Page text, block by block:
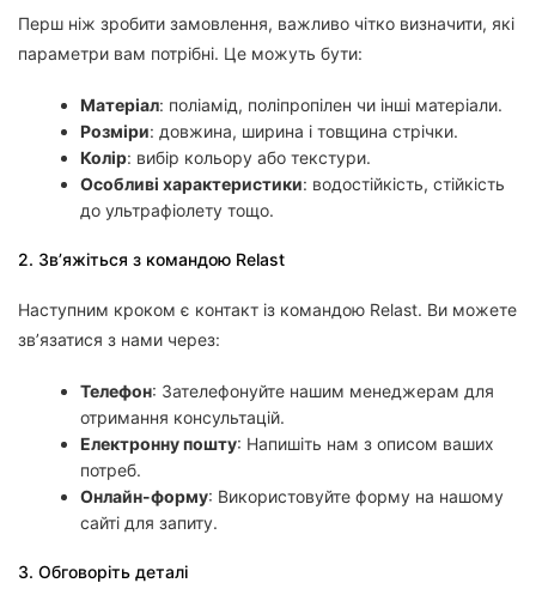
Перш ніж зробити замовлення, важливо чітко визначити, які
параметри вам потрібні. Це можуть бути:
Матеріал: поліамід, поліпропілен чи інші матеріали.
Розміри: довжина, ширина і товщина стрічки.
Колір: вибір кольору або текстури.
Особливі характеристики: водостійкість, стійкість
до ультрафіолету тощо.
2. Зв’яжіться з командою Relast
Наступним кроком є контакт із командою Relast. Ви можете
зв’язатися з нами через:
Телефон: Зателефонуйте нашим менеджерам для
отримання консультацій.
Електронну пошту: Напишіть нам з описом ваших
потреб.
Онлайн-форму: Використовуйте форму на нашому
сайті для запиту.
3. Обговоріть деталі